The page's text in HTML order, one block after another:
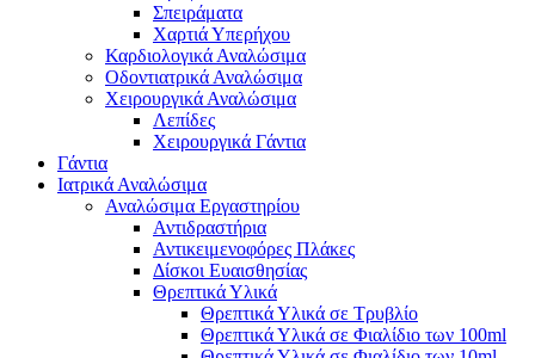
Σπειράματα
Χαρτιά Υπερήχου
Καρδιολογικά Αναλώσιμα
Οδοντιατρικά Αναλώσιμα
Χειρουργικά Αναλώσιμα
Λεπίδες
Χειρουργικά Γάντια
Γάντια
Ιατρικά Αναλώσιμα
Αναλώσιμα Εργαστηρίου
Αντιδραστήρια
Αντικειμενοφόρες Πλάκες
Δίσκοι Ευαισθησίας
Θρεπτικά Υλικά
Θρεπτικά Υλικά σε Τρυβλίο
Θρεπτικά Υλικά σε Φιαλίδιο των 100ml